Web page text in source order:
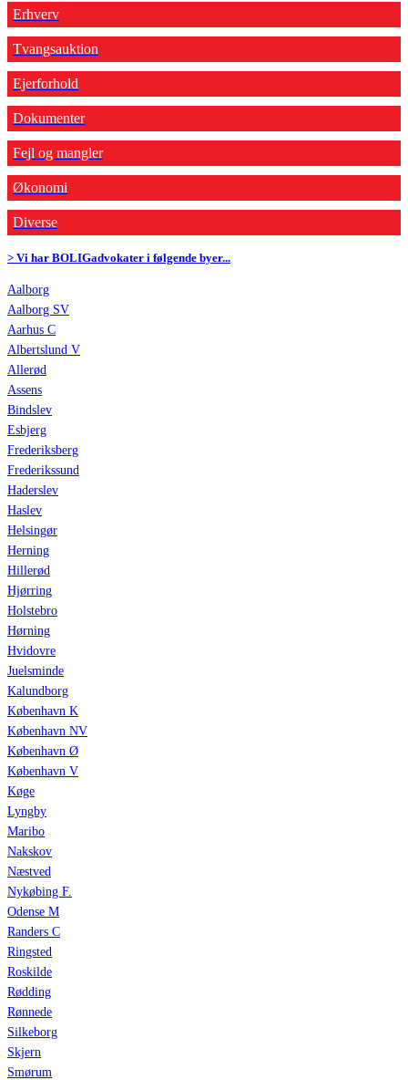
Erhverv
Tvangsauktion
Ejerforhold
Dokumenter
Fejl og mangler
Økonomi
Diverse
> Vi har BOLIGadvokater i følgende byer...
Aalborg
Aalborg SV
Aarhus C
Albertslund V
Allerød
Assens
Bindslev
Esbjerg
Frederiksberg
Frederikssund
Haderslev
Haslev
Helsingør
Herning
Hillerød
Hjørring
Holstebro
Hørning
Hvidovre
Juelsminde
Kalundborg
København K
København NV
København Ø
København V
Køge
Lyngby
Maribo
Nakskov
Næstved
Nykøbing F.
Odense M
Randers C
Ringsted
Roskilde
Rødding
Rønnede
Silkeborg
Skjern
Smørum